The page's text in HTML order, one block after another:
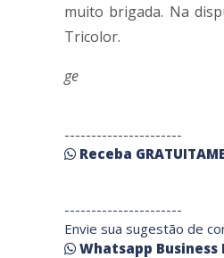
muito brigada. Na
Tricolor.
ge
----------------------
Receba
----------------------
Envie sua sugestão de
Whatsapp Business